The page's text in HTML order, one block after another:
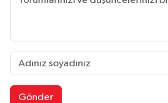
Gönder